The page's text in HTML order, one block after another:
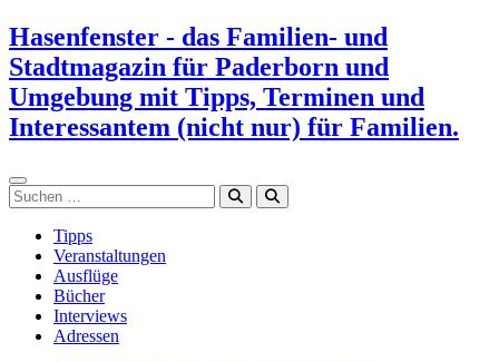
Zum
Inhalt
springen
Hasenfenster - das Familien- und
Stadtmagazin für Paderborn und
Umgebung mit Tipps, Terminen und
Interessantem (nicht nur) für Familien.
Suchen
Tipps
Veranstaltungen
Ausflüge
Bücher
Interviews
Adressen